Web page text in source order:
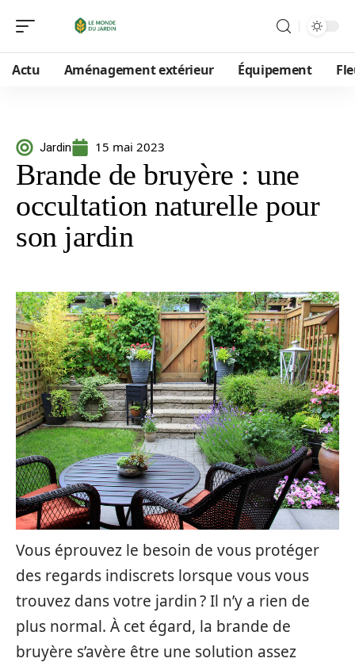
Actu Aménagement extérieur Équipement
Jardin 15 mai 2023
Brande de bruyère : une
occultation naturelle pour
son jardin
Vous éprouvez le besoin de vous protéger
des regards indiscrets lorsque vous vous
trouvez dans votre jardin ? Il n’y a rien de
plus normal. À cet égard, la brande de
bruyère s’avère être une solution assez